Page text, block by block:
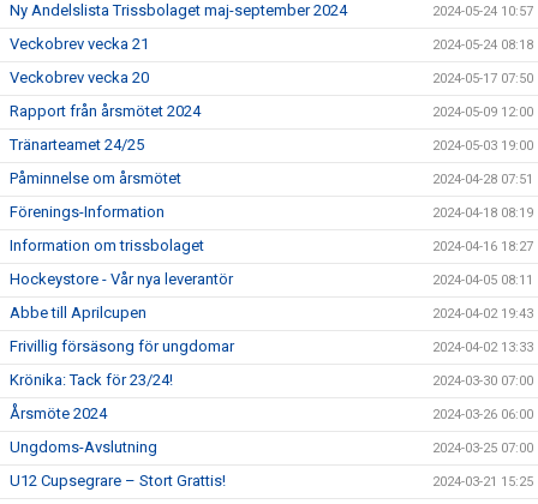
Ny Andelslista Trissbolaget maj-september 2024 2024-05-24 10:57
Veckobrev vecka 21 2024-05-24 08:18
Veckobrev vecka 20 2024-05-17 07:50
Rapport från årsmötet 2024 2024-05-09 12:00
Tränarteamet 24/25 2024-05-03 19:00
Påminnelse om årsmötet 2024-04-28 07:51
Förenings-Information 2024-04-18 08:19
Information om trissbolaget 2024-04-16 18:27
Hockeystore - Vår nya leverantör 2024-04-05 08:11
Abbe till Aprilcupen 2024-04-02 19:43
Frivillig försäsong för ungdomar 2024-04-02 13:33
Krönika: Tack för 23/24! 2024-03-30 07:00
Årsmöte 2024 2024-03-26 06:00
Ungdoms-Avslutning 2024-03-25 07:00
U12 Cupsegrare – Stort Grattis! 2024-03-21 15:25